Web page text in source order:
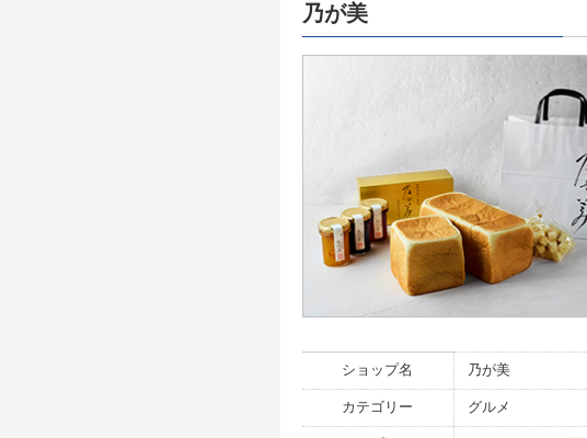
乃が美
ショップ名 乃が美
カテゴリー グルメ